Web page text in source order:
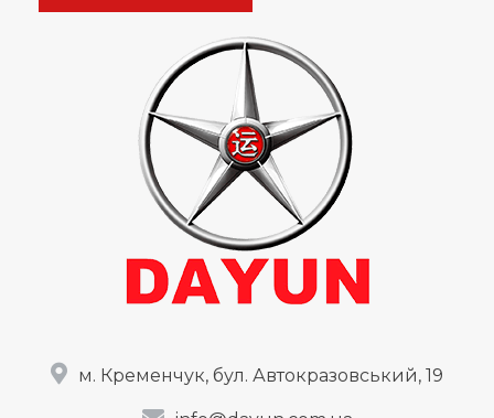
м. Кременчук, бул. Автокразовський, 19